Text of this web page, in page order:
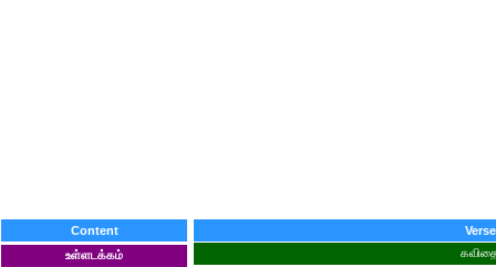
Content
உள்ளடக்கம்
Verse